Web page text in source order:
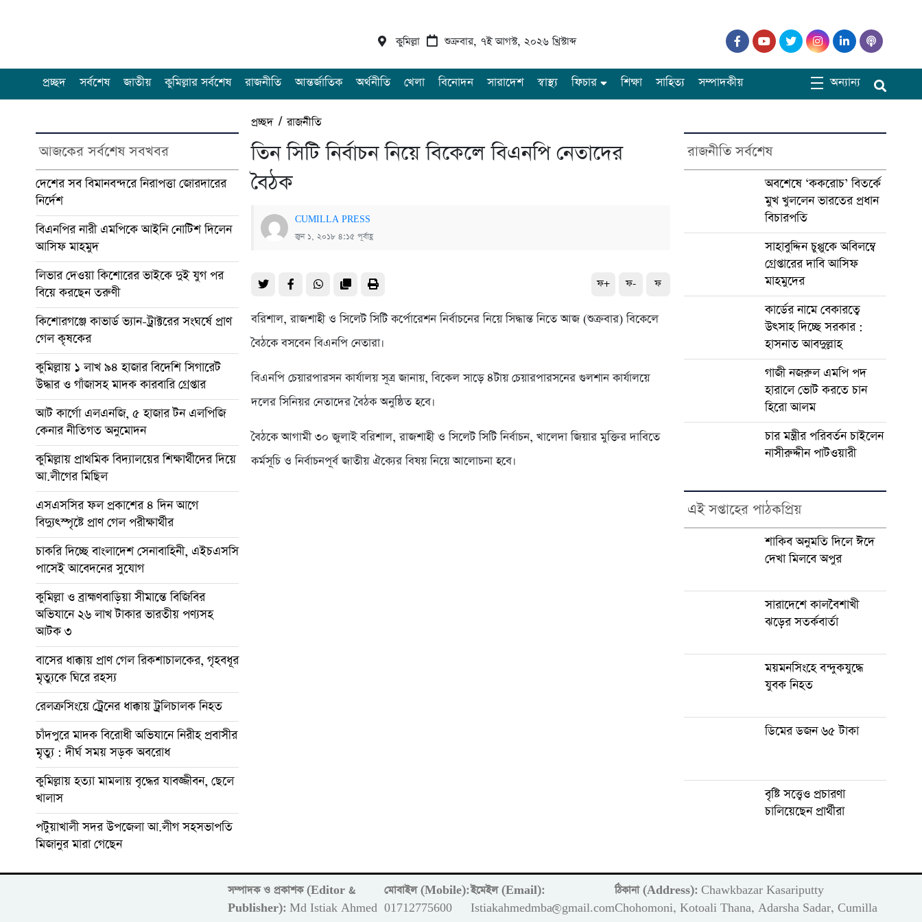
কুমিল্লা শুক্রবার, ৭ই আগস্ট, ২০২৬ খ্রিস্টাব্দ
প্রচ্ছদ সর্বশেষ জাতীয় কুমিল্লার সর্বশেষ রাজনীতি আন্তর্জাতিক অর্থনীতি খেলা বিনোদন সারাদেশ স্বাস্থ্য ফিচার শিক্ষা সাহিত্য সম্পাদকীয় অন্যান্য
আজকের সর্বশেষ সবখবর
দেশের সব বিমানবন্দরে নিরাপত্তা জোরদারের
নির্দেশ
বিএনপির নারী এমপিকে আইনি নোটিশ দিলেন
আসিফ মাহমুদ
লিভার দেওয়া কিশোরের ভাইকে দুই যুগ পর
বিয়ে করছেন তরুণী
কিশোরগঞ্জে কাভার্ড ভ্যান-ট্রাক্টরের সংঘর্ষে প্রাণ
গেল কৃষকের
কুমিল্লায় ১ লাখ ৯৪ হাজার বিদেশি সিগারেট
উদ্ধার ও গাঁজাসহ মাদক কারবারি গ্রেপ্তার
আট কার্গো এলএনজি, ৫ হাজার টন এলপিজি
কেনার নীতিগত অনুমোদন
কুমিল্লায় প্রাথমিক বিদ্যালয়ের শিক্ষার্থীদের দিয়ে
আ.লীগের মিছিল
এসএসসির ফল প্রকাশের ৪ দিন আগে
বিদ্যুৎস্পৃষ্টে প্রাণ গেল পরীক্ষার্থীর
চাকরি দিচ্ছে বাংলাদেশ সেনাবাহিনী, এইচএসসি
পাসেই আবেদনের সুযোগ
কুমিল্লা ও ব্রাহ্মণবাড়িয়া সীমান্তে বিজিবির
অভিযানে ২৬ লাখ টাকার ভারতীয় পণ্যসহ
আটক ৩
বাসের ধাক্কায় প্রাণ গেল রিকশাচালকের, গৃহবধূর
মৃত্যুকে ঘিরে রহস্য
রেলক্রসিংয়ে ট্রেনের ধাক্কায় ট্রলিচালক নিহত
চাঁদপুরে মাদক বিরোধী অভিযানে নিরীহ প্রবাসীর
মৃত্যু : দীর্ঘ সময় সড়ক অবরোধ
কুমিল্লায় হত্যা মামলায় বৃদ্ধের যাবজ্জীবন, ছেলে
খালাস
পটুয়াখালী সদর উপজেলা আ.লীগ সহসভাপতি
মিজানুর মারা গেছেন
প্রচ্ছদ/রাজনীতি
তিন সিটি নির্বাচন নিয়ে বিকেলে বিএনপি নেতাদের
বৈঠক
CUMILLA PRESS
জুন ১, ২০১৮ ৪:১৫ পূর্বাহ্ণ
ফ+ ফ- ফ
বরিশাল, রাজশাহী ও সিলেট সিটি কর্পোরেশন নির্বাচনের নিয়ে সিদ্ধান্ত নিতে আজ (শুক্রবার) বিকেলে
বৈঠকে বসবেন বিএনপি নেতারা।
বিএনপি চেয়ারপারসন কার্যালয় সূত্র জানায়, বিকেল সাড়ে ৪টায় চেয়ারপারসনের গুলশান কার্যালয়ে
দলের সিনিয়র নেতাদের বৈঠক অনুষ্ঠিত হবে।
বৈঠকে আগামী ৩০ জুলাই বরিশাল, রাজশাহী ও সিলেট সিটি নির্বাচন, খালেদা জিয়ার মুক্তির দাবিতে
কর্মসূচি ও নির্বাচনপূর্ব জাতীয় ঐক্যের বিষয় নিয়ে আলোচনা হবে।
রাজনীতি সর্বশেষ
অবশেষে ‘ককরোচ’ বিতর্কে
মুখ খুললেন ভারতের প্রধান
বিচারপতি
সাহাবুদ্দিন চুপ্পুকে অবিলম্বে
গ্রেপ্তারের দাবি আসিফ
মাহমুদের
কার্ডের নামে বেকারত্বে
উৎসাহ দিচ্ছে সরকার :
হাসনাত আবদুল্লাহ
গাজী নজরুল এমপি পদ
হারালে ভোট করতে চান
হিরো আলম
চার মন্ত্রীর পরিবর্তন চাইলেন
নাসীরুদ্দীন পাটওয়ারী
এই সপ্তাহের পাঠকপ্রিয়
শাকিব অনুমতি দিলে ঈদে
দেখা মিলবে অপুর
সারাদেশে কালবৈশাখী
ঝড়ের সতর্কবার্তা
ময়মনসিংহে বন্দুকযুদ্ধে
যুবক নিহত
ডিমের ডজন ৬৫ টাকা
বৃষ্টি সত্ত্বেও প্রচারণা
চালিয়েছেন প্রার্থীরা
সম্পাদক ও প্রকাশক (Editor &
Publisher): Md Istiak Ahmed
মোবাইল (Mobile):
01712775600
ইমেইল (Email):
Istiakahmedmba@gmail.com
ঠিকানা (Address): Chawkbazar Kasariputty
Chohomoni, Kotoali Thana, Adarsha Sadar, Cumilla